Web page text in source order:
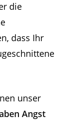
die
dass Ihr
unser
Angst